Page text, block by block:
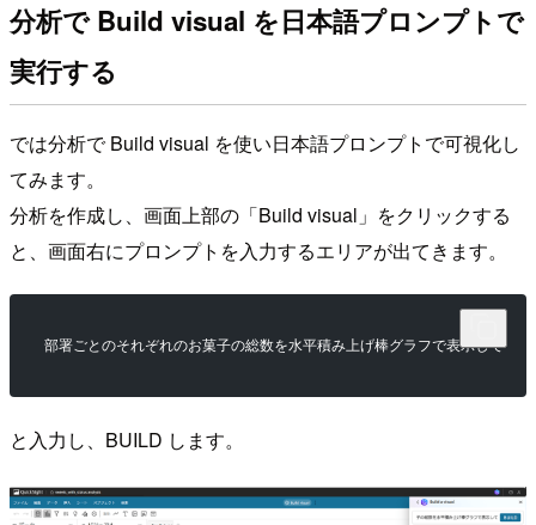
分析で Build visual を日本語プロンプトで
実行する
では分析で Build visual を使い日本語プロンプトで可視化し
てみます。
分析を作成し、画面上部の「Build visual」をクリックする
と、画面右にプロンプトを入力するエリアが出てきます。
部署ごとのそれぞれのお菓子の総数を水平積み上げ棒グラフで表示して
と入力し、BUILD します。